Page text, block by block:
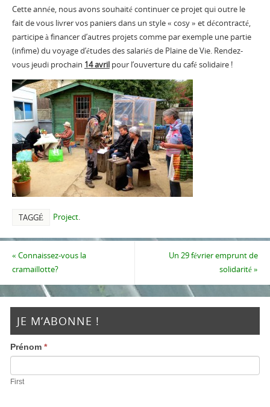
Cette année, nous avons souhaité continuer ce projet qui outre le
fait de vous livrer vos paniers dans un style « cosy » et décontracté,
participe à financer d’autres projets comme par exemple une partie
(infime) du voyage d’études des salariés de Plaine de Vie. Rendez-
vous jeudi prochain 14 avrilpour l’ouverture du café solidaire !
TAGGÉ Project.
« Connaissez-vous la
cramaillotte?
Un 29 février emprunt de
solidarité»
JE M’ABONNE !
Prénom*
First